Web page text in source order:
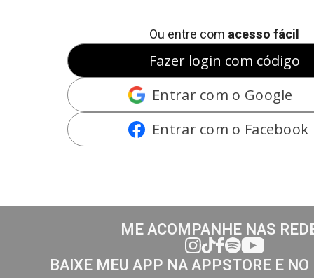
Ou entre com acesso fácil
Fazer login com código
Entrar com o Google
Entrar com o Facebook
ME ACOMPANHE NAS
BAIXE MEU APP NA APPSTORE E